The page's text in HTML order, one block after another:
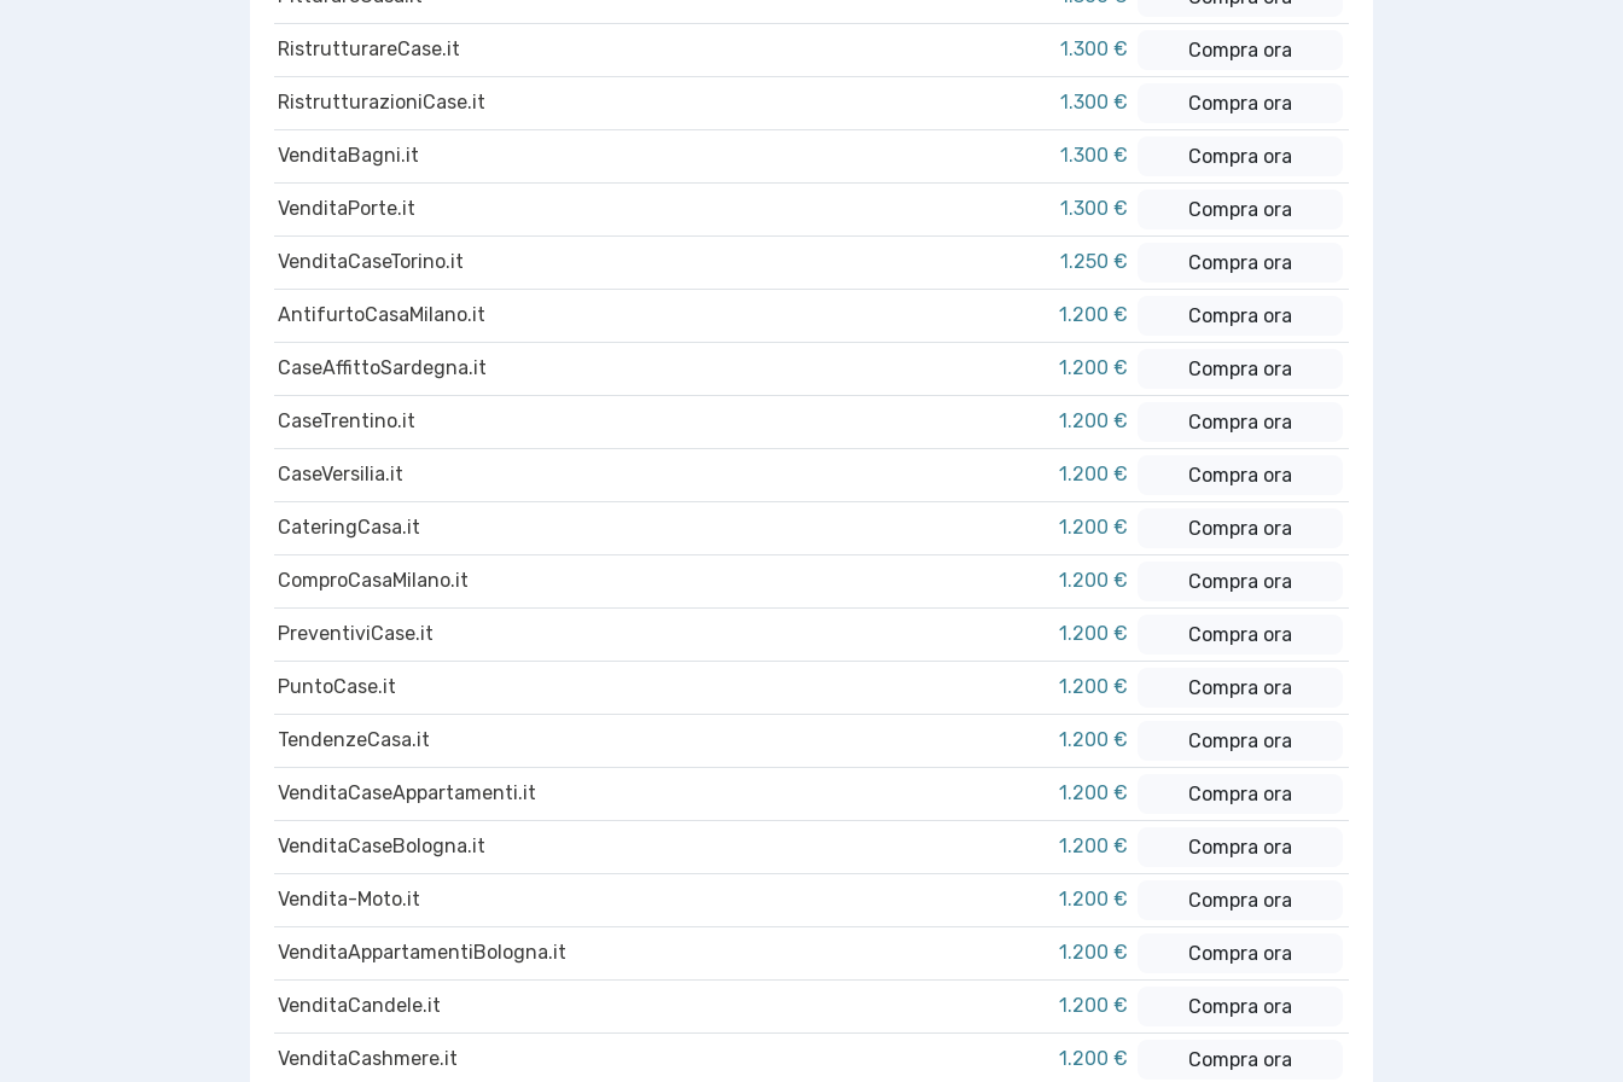
RistrutturareCase.it 1.300 € Compra ora
RistrutturazioniCase.it 1.300 € Compra ora
VenditaBagni.it 1.300 € Compra ora
VenditaPorte.it 1.300 € Compra ora
VenditaCaseTorino.it 1.250 € Compra ora
AntifurtoCasaMilano.it 1.200 € Compra ora
CaseAffittoSardegna.it 1.200 € Compra ora
CaseTrentino.it 1.200 € Compra ora
CaseVersilia.it 1.200 € Compra ora
CateringCasa.it 1.200 € Compra ora
ComproCasaMilano.it 1.200 € Compra ora
PreventiviCase.it 1.200 € Compra ora
PuntoCase.it 1.200 € Compra ora
TendenzeCasa.it 1.200 € Compra ora
VenditaCaseAppartamenti.it 1.200 € Compra ora
VenditaCaseBologna.it 1.200 € Compra ora
Vendita-Moto.it 1.200 € Compra ora
VenditaAppartamentiBologna.it 1.200 € Compra ora
VenditaCandele.it 1.200 € Compra ora
VenditaCashmere.it 1.200 € Compra ora